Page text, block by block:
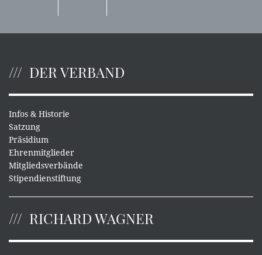
DER VERBAND
Infos & Historie
Satzung
Präsidium
Ehrenmitglieder
Mitgliedsverbände
Stipendienstiftung
RICHARD WAGNER